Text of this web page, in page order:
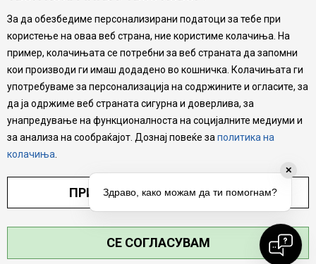
Product Finder
FAQs
Настојуваме да бидеме што попрецизни во описот на
производите, прикажување на слики и цени, но не
можеме да гарантираме дека сите информации се
комплетни и без грешка. Сите производи се дел од
нашата понуда, но не се подразбира дека мора да се
достапни во секој момент.
. СИТЕ ПРАВА ЗАДРЖАНИ.
За да обезбедиме персонализирани податоци за тебе при
користење на оваа веб страна, ние користиме колачиња. На
пример, колачињата се потребни за веб страната да запомни
кои производи ги имаш додадено во кошничка. Колачињата ги
употребуваме за персонализација на содржините и огласите, за
да ја одржиме веб страната сигурна и доверлива, за
унапредување на функционалноста на социјалните медиуми и
за анализа на сообраќајот. Дознај повеќе за политика на
колачиња
ПРИЛАГОДИ ПОСТАВУВАЊА
СЕ СОГЛАСУВАМ
✕
Здраво, како можам да ти помогнам?